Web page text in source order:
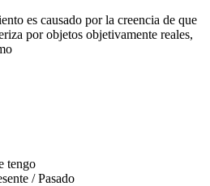
es causado por la creencia de que
por objetos objetivamente reales,
tengo
/ Pasado